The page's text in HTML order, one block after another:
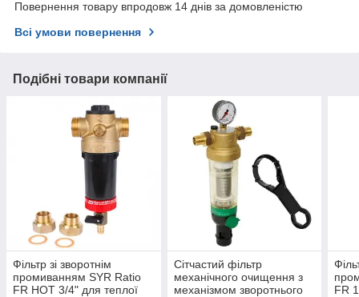
Повернення товару впродовж 14 днів за домовленістю
Всі умови повернення
Подібні товари компанії
Фільтр зі зворотнім
промиванням SYR Ratio
FR HOT 3/4" для теплої
Сітчастий фільтр
механічного очищення з
механізмом зворотнього
FR